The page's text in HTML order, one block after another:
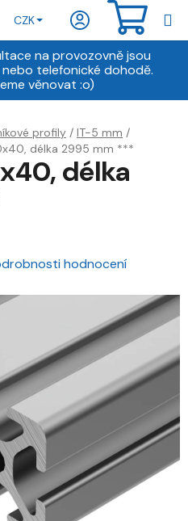
na provozovně jsou
telefonické dohodě.
věnovat :o)
CZK
profily / IT-5 mm /
délka 2995 mm ***
délka
hodnocení